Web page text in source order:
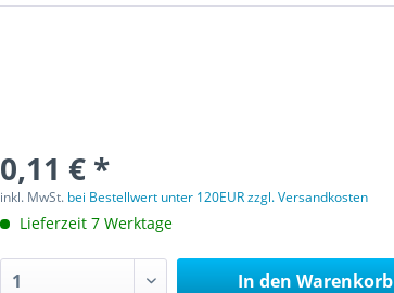
0,11 € *
inkl. MwSt. bei Bestellwert unter 120EUR zzgl. Versandkosten
Lieferzeit 7 Werktage
In den Warenkorb